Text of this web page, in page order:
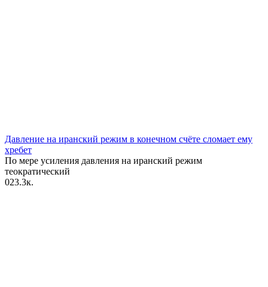
Давление на иранский режим в конечном счёте сломает ему
хребет
По мере усиления давления на иранский режим
теократический
023.3к.